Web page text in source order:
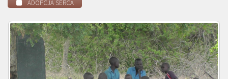
ADOPCJA SERCA